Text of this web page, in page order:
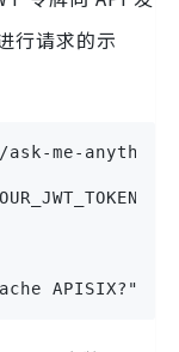
行请求的示
me-
\
APISIX?" }'